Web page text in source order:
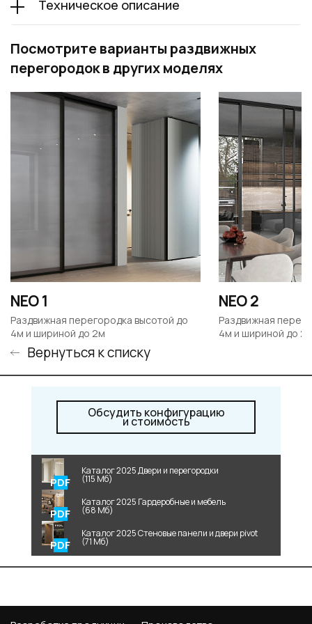
Техническое описание
Посмотрите варианты раздвижных
перегородок в других моделях
NEO 1
Раздвижная перегородка высотой до
4м и шириной до 2м
NEO 2
Раздвижная
4м и шириной до
Вернуться к списку
Обсудить конфигурацию
и стоимость
Каталог 2025 Двери и перегородки
(115 Мб)
Каталог 2025 Гардеробные и мебель
(68 Мб)
Каталог 2025 Стеновые панели и двери pivot
(71 Мб)